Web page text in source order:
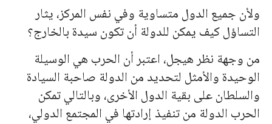
ولأن جميع الدول متساوية وفي نفس المركز، يثار
التساؤل كيف يمكن للدولة أن تكون سيدة بالخارج؟
من وجهة نظر هيجل، اعتبر أن الحرب هي الوسيلة
الوحيدة والأمثل لتحديد من الدولة صاحبة السيادة
والسلطان على بقية الدول الأخرى، وبالتالي تمكن
الحرب الدولة من تنفيذ إرادتها في المجتمع الدولي،